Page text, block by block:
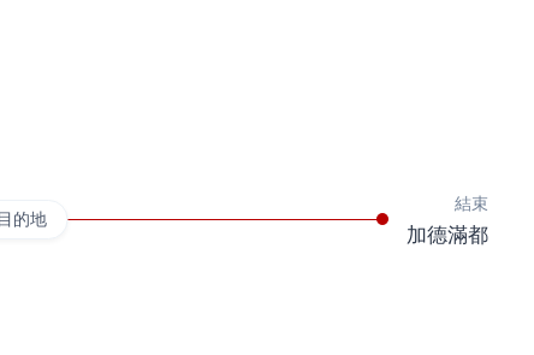
的地
結束
加德滿都